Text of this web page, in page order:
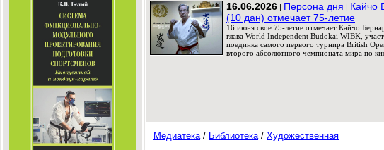
16.06.2026 | Персона дня | Кайчо
(10 дан) отмечает 75-летие
16 июня свое 75-летие отмечает Кайчо
глава World Independent Budokai WIBK,
поединка самого первого турнира British
второго абсолютного чемпионата мира по
Медиатека/ Библиотека/ Художественная